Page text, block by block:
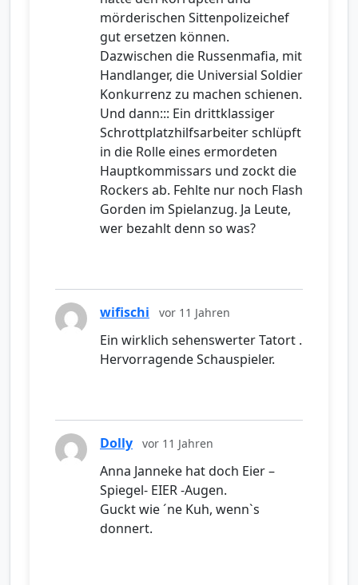
mörderischen Sittenpolizeichef
gut ersetzen können.
Dazwischen die Russenmafia, mit
Handlanger, die Universial Soldier
Konkurrenz zu machen schienen.
Und dann::: Ein drittklassiger
Schrottplatzhilfsarbeiter schlüpft
in die Rolle eines ermordeten
Hauptkommissars und zockt die
Rockers ab. Fehlte nur noch Flash
Gorden im Spielanzug. Ja Leute,
wer bezahlt denn so was?
wifischi vor 11 Jahren
Ein wirklich sehenswerter Tatort .
Hervorragende Schauspieler.
Dolly vor 11 Jahren
Anna Janneke hat doch Eier –
Spiegel- EIER -Augen.
Guckt wie ´ne Kuh, wenn`s
donnert.